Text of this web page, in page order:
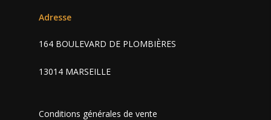
Adresse
164 BOULEVARD DE PLOMBIÈRES
13014 MARSEILLE
Conditions générales de vente